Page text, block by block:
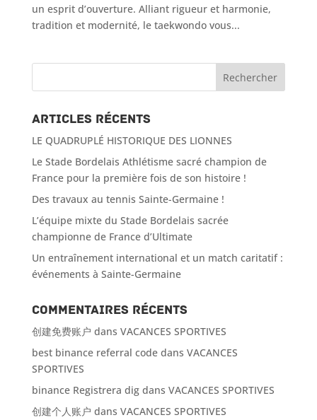
un esprit d’ouverture. Alliant rigueur et harmonie,
tradition et modernité, le taekwondo vous...
Articles récents
LE QUADRUPLÉ HISTORIQUE DES LIONNES
Le Stade Bordelais Athlétisme sacré champion de
France pour la première fois de son histoire !
Des travaux au tennis Sainte-Germaine !
L’équipe mixte du Stade Bordelais sacrée
championne de France d’Ultimate
Un entraînement international et un match caritatif :
événements à Sainte-Germaine
Commentaires récents
创建免费账户 dans VACANCES SPORTIVES
best binance referral codedans VACANCES
SPORTIVES
binance Registrera digdans VACANCES SPORTIVES
创建个人账户 dans VACANCES SPORTIVES